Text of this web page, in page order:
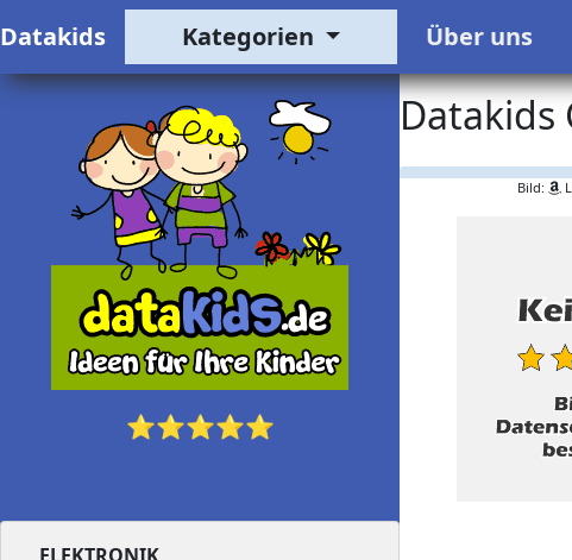
Datakids Kategorien Über uns
⭐⭐⭐⭐⭐
Bild: